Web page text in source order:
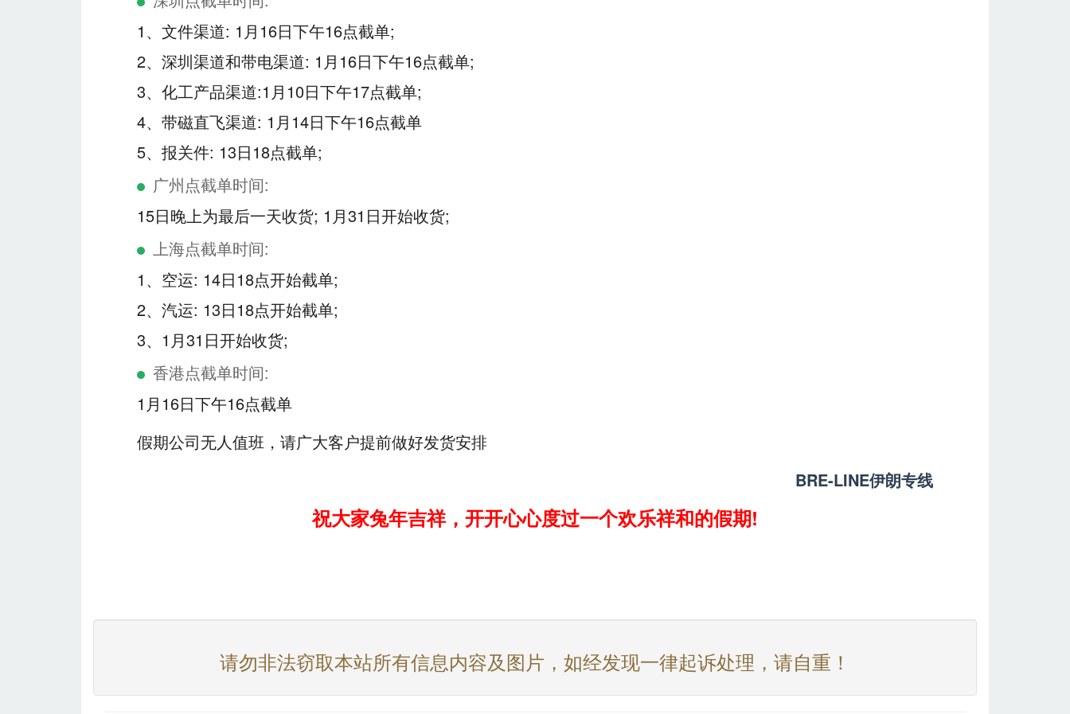
1、文件渠道: 1月16日下午16点截单;
2、深圳渠道和带电渠道: 1月16日下午16点截单;
3、化工产品渠道:1月10日下午17点截单;
4、带磁直飞渠道: 1月14日下午16点截单
5、报关件: 13日18点截单;
广州点截单时间:
15日晚上为最后一天收货; 1月31日开始收货;
上海点截单时间:
1、空运: 14日18点开始截单;
2、汽运: 13日18点开始截单;
3、1月31日开始收货;
香港点截单时间:
1月16日下午16点截单
假期公司无人值班，请广大客户提前做好发货安排
BRE-LINE伊朗专线
祝大家兔年吉祥，开开心心度过一个欢乐祥和的假期!
请勿非法窃取本站所有信息内容及图片，如经发现一律起诉处理，请自重！